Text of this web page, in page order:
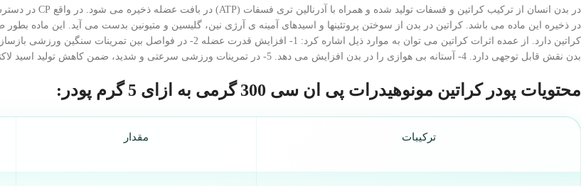
بدن نقش قابل توجهی دارد. 4- آستانه بی هوازی را در بدن افزایش می دهد. 5- در تمرینات ورزشی سرعتی و شدید، ضمن کاهش تولید اسید لاکتیک، مانع از خستگی شده و مدت تمرین شدید را طولانی تر می کند.
محتویات پودر کراتین مونوهیدرات پی ان سی 300 گرمی به ازای 5 گرم پودر:
ترکیبات مقدار